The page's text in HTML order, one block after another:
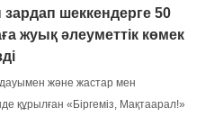
зардап шеккендерге 50
жуық әлеуметтік көмек
және жастар мен
құрылған «Біргеміз, Мақтаарал!»